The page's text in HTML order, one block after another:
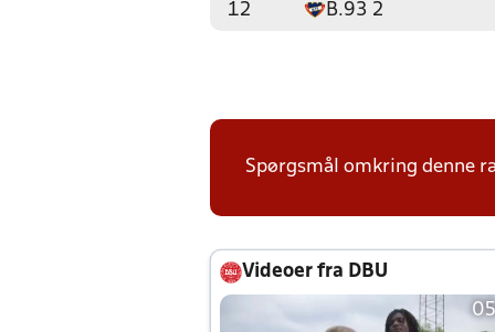
12 B.93 2
Spørgsmål omkring denne
Videoer fra DBU